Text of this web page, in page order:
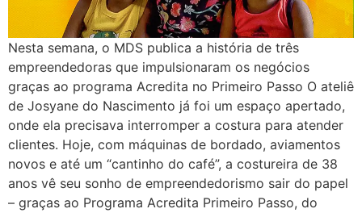
Nesta semana, o MDS publica a história de três
empreendedoras que impulsionaram os negócios
graças ao programa Acredita no Primeiro Passo O ateliê
de Josyane do Nascimento já foi um espaço apertado,
onde ela precisava interromper a costura para atender
clientes. Hoje, com máquinas de bordado, aviamentos
novos e até um “cantinho do café”, a costureira de 38
anos vê seu sonho de empreendedorismo sair do papel
– graças ao Programa Acredita Primeiro Passo, do